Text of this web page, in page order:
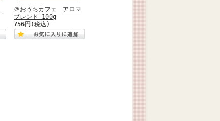
＠おうちカフェ アロマ
ブレンド 100g
756円 (税込)